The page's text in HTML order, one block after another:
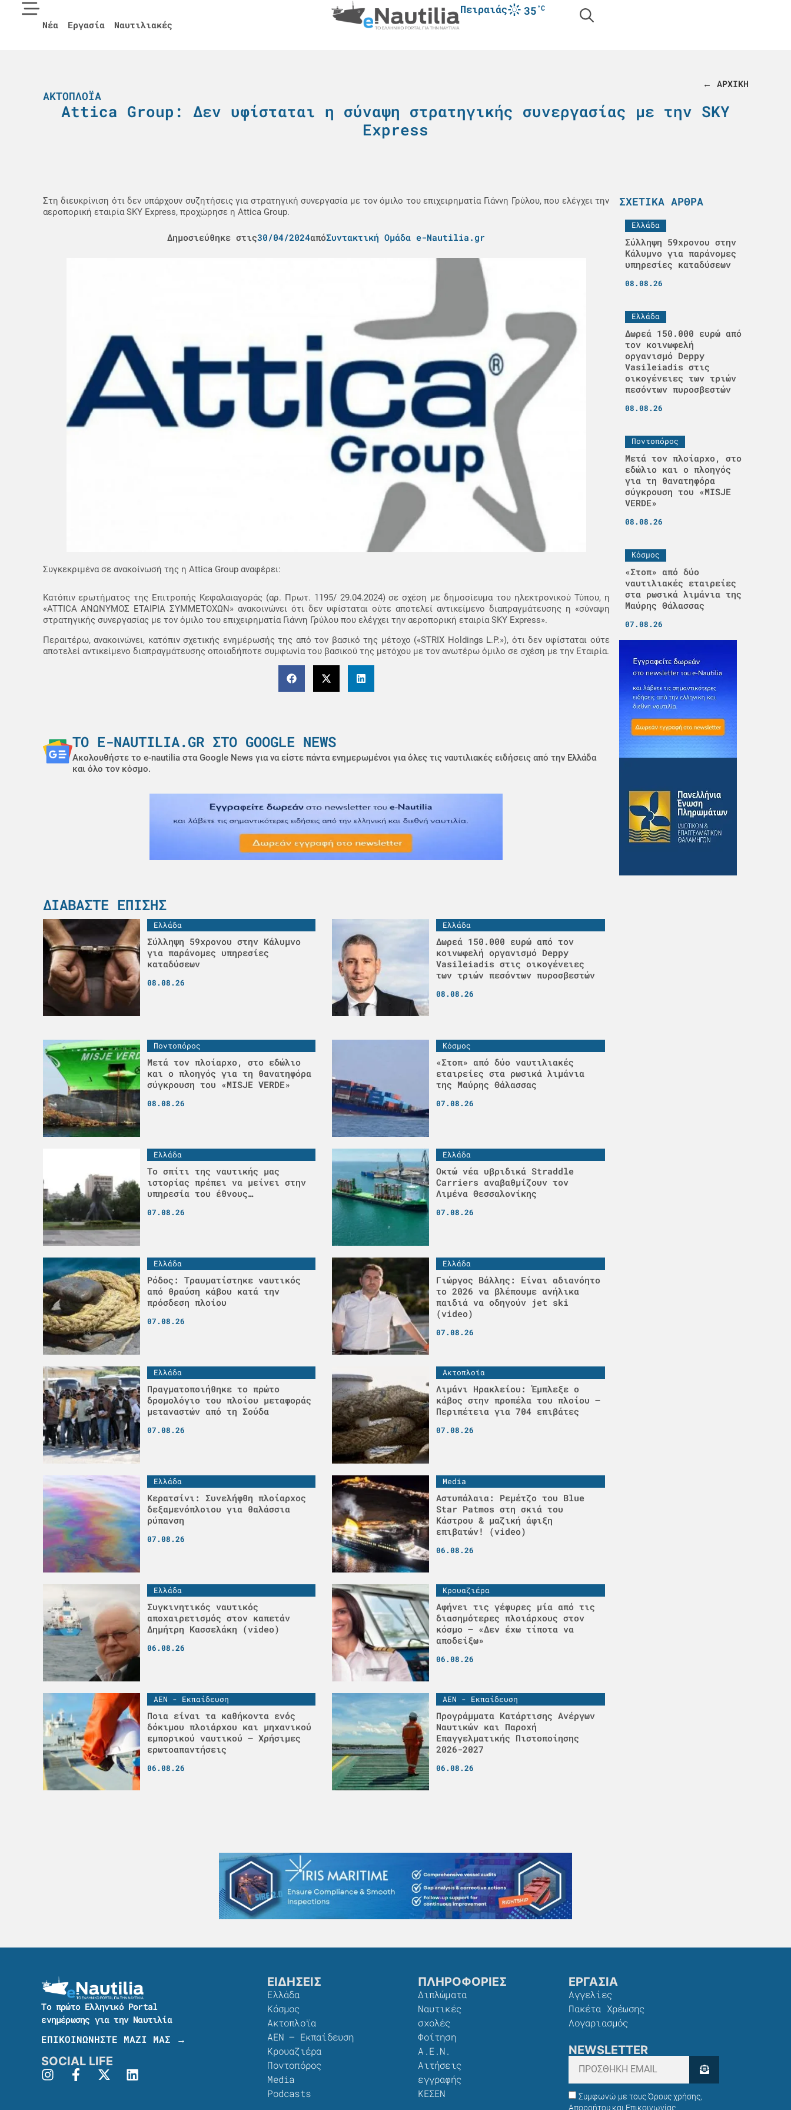
Νέα Εργασία Ναυτιλιακές
Πειραιάς 35°C
← ΑΡΧΙΚΗ
ΑΚΤΟΠΛΟΪΑ
Attica Group: Δεν υφίσταται η σύναψη στρατηγικής συνεργασίας με την SKY
Express
Στη διευκρίνιση ότι δεν υπάρχουν συζητήσεις για στρατηγική συνεργασία με τον όμιλο του επιχειρηματία Γιάννη Γρύλου, που ελέγχει την
αεροπορική εταιρία SKY Express, προχώρησε η Attica Group.
Δημοσιεύθηκε στις30/04/2024απόΣυντακτική Ομάδα e-Nautilia.gr
Συγκεκριμένα σε ανακοίνωσή της η Attica Group αναφέρει:
Κατόπιν ερωτήματος της Επιτροπής Κεφαλαιαγοράς (αρ. Πρωτ. 1195/ 29.04.2024) σε σχέση με δημοσίευμα του ηλεκτρονικού Τύπου, η
«ATTICA ΑΝΩΝΥΜΟΣ ΕΤΑΙΡΙΑ ΣΥΜΜΕΤΟΧΩΝ» ανακοινώνει ότι δεν υφίσταται ούτε αποτελεί αντικείμενο διαπραγμάτευσης η «σύναψη
στρατηγικής συνεργασίας με τον όμιλο του επιχειρηματία Γιάννη Γρύλου που ελέγχει την αεροπορική εταιρία SKY Express».
Περαιτέρω, ανακοινώνει, κατόπιν σχετικής ενημέρωσής της από τον βασικό της μέτοχο («STRIX Holdings L.P.»), ότι δεν υφίσταται ούτε
αποτελεί αντικείμενο διαπραγμάτευσης οποιαδήποτε συμφωνία του βασικού της μετόχου με τον ανωτέρω όμιλο σε σχέση με την Εταιρία.
ΤΟ E-NAUTILIA.GR ΣΤΟ GOOGLE NEWS
Ακολουθήστε το e-nautilia στα Google News για να είστε πάντα ενημερωμένοι για όλες τις ναυτιλιακές ειδήσεις από την Ελλάδα
και όλο τον κόσμο.
ΔΙΑΒΆΣΤΕ ΕΠΊΣΗΣ
Ελλάδα
Σύλληψη 59χρονου στην Κάλυμνο
για παράνομες υπηρεσίες
καταδύσεων
08.08.26
Ελλάδα
Δωρεά 150.000 ευρώ από τον
κοινωφελή οργανισμό Deppy
Vasileiadis στις οικογένειες
των τριών πεσόντων πυροσβεστών
08.08.26
Ποντοπόρος
Μετά τον πλοίαρχο, στο εδώλιο
και ο πλοηγός για τη θανατηφόρα
σύγκρουση του «MISJE VERDE»
08.08.26
Κόσμος
«Στοπ» από δύο ναυτιλιακές
εταιρείες στα ρωσικά λιμάνια
της Μαύρης Θάλασσας
07.08.26
Ελλάδα
Το σπίτι της ναυτικής μας
ιστορίας πρέπει να μείνει στην
υπηρεσία του έθνους…
07.08.26
Ελλάδα
Οκτώ νέα υβριδικά Straddle
Carriers αναβαθμίζουν τον
Λιμένα Θεσσαλονίκης
07.08.26
Ελλάδα
Ρόδος: Τραυματίστηκε ναυτικός
από θραύση κάβου κατά την
πρόσδεση πλοίου
07.08.26
Ελλάδα
Γιώργος Βάλλης: Είναι αδιανόητο
το 2026 να βλέπουμε ανήλικα
παιδιά να οδηγούν jet ski
(video)
07.08.26
Ελλάδα
Πραγματοποιήθηκε το πρώτο
δρομολόγιο του πλοίου μεταφοράς
μεταναστών από τη Σούδα
07.08.26
Ακτοπλοϊα
Λιμάνι Ηρακλείου: Έμπλεξε ο
κάβος στην προπέλα του πλοίου –
Περιπέτεια για 704 επιβάτες
07.08.26
Ελλάδα
Κερατσίνι: Συνελήφθη πλοίαρχος
δεξαμενόπλοιου για θαλάσσια
ρύπανση
07.08.26
Media
Αστυπάλαια: Ρεμέτζο του Blue
Star Patmos στη σκιά του
Κάστρου & μαζική άφιξη
επιβατών! (video)
06.08.26
Ελλάδα
Συγκινητικός ναυτικός
αποχαιρετισμός στον καπετάν
Δημήτρη Κασσελάκη (video)
06.08.26
Κρουαζιέρα
Αφήνει τις γέφυρες μία από τις
διασημότερες πλοιάρχους στον
κόσμο – «Δεν έχω τίποτα να
αποδείξω»
06.08.26
ΑΕΝ - Εκπαίδευση
Ποια είναι τα καθήκοντα ενός
δόκιμου πλοιάρχου και μηχανικού
εμπορικού ναυτικού – Χρήσιμες
ερωτοαπαντήσεις
06.08.26
ΑΕΝ - Εκπαίδευση
Προγράμματα Κατάρτισης Ανέργων
Ναυτικών και Παροχή
Επαγγελματικής Πιστοποίησης
2026-2027
06.08.26
ΣΧΕΤΙΚΆ ΆΡΘΡΑ
Ελλάδα
Σύλληψη 59χρονου στην
Κάλυμνο για παράνομες
υπηρεσίες καταδύσεων
08.08.26
Ελλάδα
Δωρεά 150.000 ευρώ από
τον κοινωφελή
οργανισμό Deppy
Vasileiadis στις
οικογένειες των τριών
πεσόντων πυροσβεστών
08.08.26
Ποντοπόρος
Μετά τον πλοίαρχο, στο
εδώλιο και ο πλοηγός
για τη θανατηφόρα
σύγκρουση του «MISJE
VERDE»
08.08.26
Κόσμος
«Στοπ» από δύο
ναυτιλιακές εταιρείες
στα ρωσικά λιμάνια της
Μαύρης Θάλασσας
07.08.26
Το πρώτο Ελληνικό Portal
ενημέρωσης για την Ναυτιλία
ΕΠΙΚΟΙΝΩΝΗΣΤΕ ΜΑΖΙ ΜΑΣ →
SOCIAL LIFE
ΕΙΔΗΣΕΙΣ
Ελλάδα
Κόσμος
Ακτοπλοϊα
ΑΕΝ – Εκπαίδευση
Κρουαζιέρα
Ποντοπόρος
Media
Podcasts
ΠΛΗΡΟΦΟΡΙΕΣ
Διπλώματα
Ναυτικές
σχολές
Φοίτηση
Α.Ε.Ν.
Αιτήσεις
εγγραφής
ΚΕΣΕΝ
ΕΡΓΑΣΙΑ
Αγγελίες
Πακέτα Χρέωσης​
Λογαριασμός
NEWSLETTER
Συμφωνώ με τους Όρους χρήσης,
Απορρήτου και Επικοινωνίας